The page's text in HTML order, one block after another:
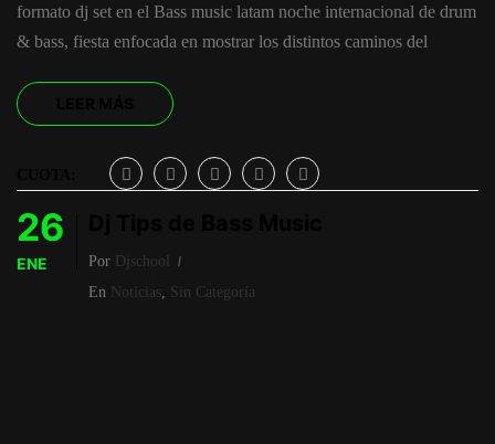
formato dj set en el Bass music latam noche internacional de drum
& bass, fiesta enfocada en mostrar los distintos caminos del
26
ENE Por
Djschool
En Noticias, Sin Categoría